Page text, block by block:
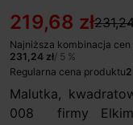
219,68 zł
Najniższa kombinacja
231,24 zł/ 5 %
Regularna cena produktu
Malutka,
008 firmy Elkim